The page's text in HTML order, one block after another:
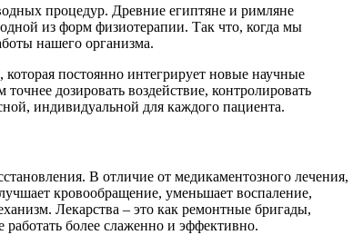
процедур. Древние египтяне и римляне
из форм физиотерапии. Так что, когда мы
нашего организма.
постоянно интегрирует новые научные
дозировать воздействие, контролировать
индивидуальной для каждого пациента.
В отличие от медикаментозного лечения,
кровообращение, уменьшает воспаление,
Лекарства – это как ремонтные бригады,
работать более слаженно и эффективно.